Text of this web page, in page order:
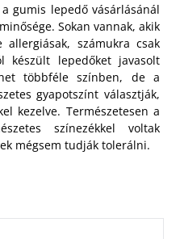
gumis lepedő vásárlásánál
Sokan vannak, akik
számukra csak
készült lepedőket javasolt
többféle színben, de a
gyapotszínt választják,
kezelve. Természetesen a
színezékkel voltak
mégsem tudják tolerálni.